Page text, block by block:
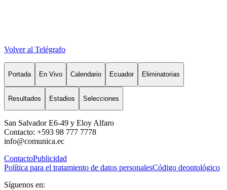
Volver al Telégrafo
Portada En Vivo Calendario Ecuador Eliminatorias
Resultados Estadios Selecciones
San Salvador E6-49 y Eloy Alfaro
Contacto: +593 98 777 7778
info@comunica.ec
ContactoPublicidad
Política para el tratamiento de datos personalesCódigo deontológico
Síguenos en: